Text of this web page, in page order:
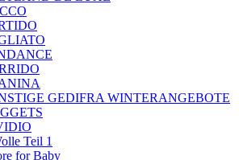
GEDIFRA WINTERANGEBOTE
Teil 1
for Baby